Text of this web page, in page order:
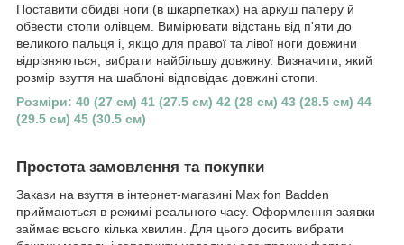
Поставити обидві ноги (в шкарпетках) на аркуш паперу й
обвести стопи олівцем. Вимірювати відстань від п'яти до
великого пальця і, якщо для правої та лівої ноги довжини
відрізняються, вибрати найбільшу довжину. Визначити, який
розмір взуття на шаблоні відповідає довжині стопи.
Розміри: 40 (27 см) 41 (27.5 см) 42 (28 см) 43 (28.5 см) 44
(29.5 см) 45 (30.5 см)
Простота замовлення та покупки
Закази на взуття в інтернет-магазині Max fon Badden
приймаються в режимі реального часу. Оформлення заявки
займає всього кілька хвилин. Для цього досить вибрати